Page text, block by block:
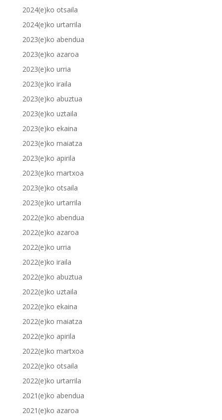
2024(e)ko otsaila
2024(e)ko urtarrila
2023(e)ko abendua
2023(e)ko azaroa
2023(e)ko urria
2023(e)ko iraila
2023(e)ko abuztua
2023(e)ko uztaila
2023(e)ko ekaina
2023(e)ko maiatza
2023(e)ko apirila
2023(e)ko martxoa
2023(e)ko otsaila
2023(e)ko urtarrila
2022(e)ko abendua
2022(e)ko azaroa
2022(e)ko urria
2022(e)ko iraila
2022(e)ko abuztua
2022(e)ko uztaila
2022(e)ko ekaina
2022(e)ko maiatza
2022(e)ko apirila
2022(e)ko martxoa
2022(e)ko otsaila
2022(e)ko urtarrila
2021(e)ko abendua
2021(e)ko azaroa